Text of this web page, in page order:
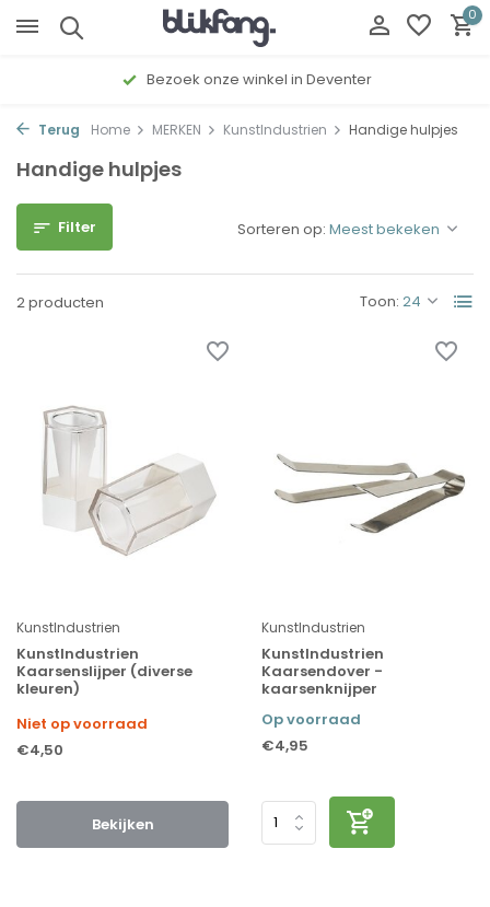
0
Bezoek onze winkel in Deventer
Terug Home MERKEN KunstIndustrien Handige hulpjes
Handige hulpjes
Filter
2 producten Toon:
Sorteren op:
KunstIndustrien
KunstIndustrien
Kaarsenslijper (diverse
kleuren)
Niet op voorraad
€4,50
Bekijken
KunstIndustrien
KunstIndustrien
Kaarsendover -
kaarsenknijper
Op voorraad
€4,95